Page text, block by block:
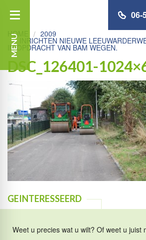
MENU
06-
HOME 2009
INRICHTEN NIEUWE
IN OPDRACHT VAN BAM WEGEN.
DSC_126401-
GEINTERESSEERD
Weet u precies wat u wilt? Of weet u juist